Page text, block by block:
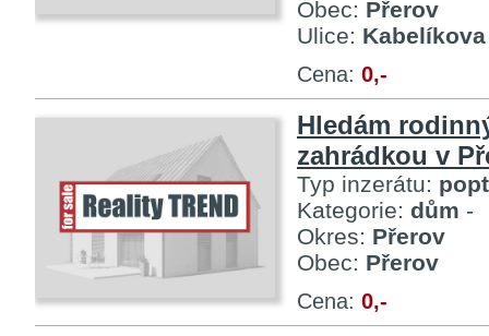
Obec: Přerov
Ulice: Kabelíkova
Cena: 0,-
Hledám
zahrádkou v
Typ inzerátu:
Kategorie: dům -
Okres: Přerov
Obec: Přerov
Cena: 0,-